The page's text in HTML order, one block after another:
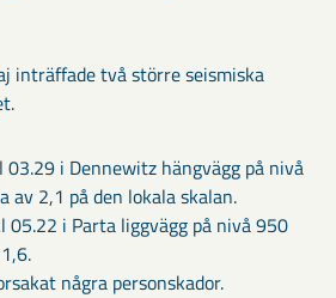
inträffade två större seismiska
i Dennewitz hängvägg på nivå
av 2,1 på den lokala skalan.
05.22 i Parta liggvägg på nivå 950
några personskador.